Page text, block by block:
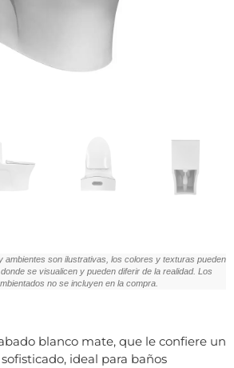
ambientes son ilustrativas, los colores y texturas pueden
se visualicen y pueden diferir de la realidad. Los
no se incluyen en la compra.
blanco mate, que le confiere un
ideal para baños